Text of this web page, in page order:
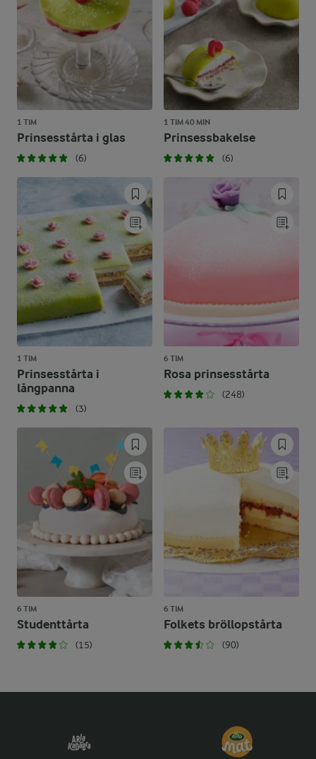
1 TIM
Prinsesstårta i glas
(6)
1 TIM 40 MIN
Prinsessbakelse
(6)
1 TIM
Prinsesstårta i
långpanna
(3)
6 TIM
Rosa prinsesstårta
(248)
6 TIM
Studenttårta
(15)
6 TIM
Folkets bröllopstårta
(90)